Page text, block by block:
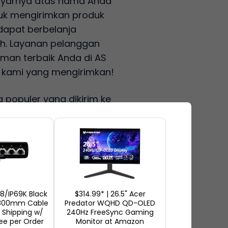
mengirimkan produk
berbelanja
Layanan pelanggan
terbaik Anda di AS
yang mengirimkan!
yang dikirim ke
pengiriman Anda
60 hari
IP69K Black
Cable
Shipping w/
per Order
$314.99* | 26.5" Acer
Predator WQHD QD-OLED
240Hz FreeSync Gaming
Monitor at Amazon